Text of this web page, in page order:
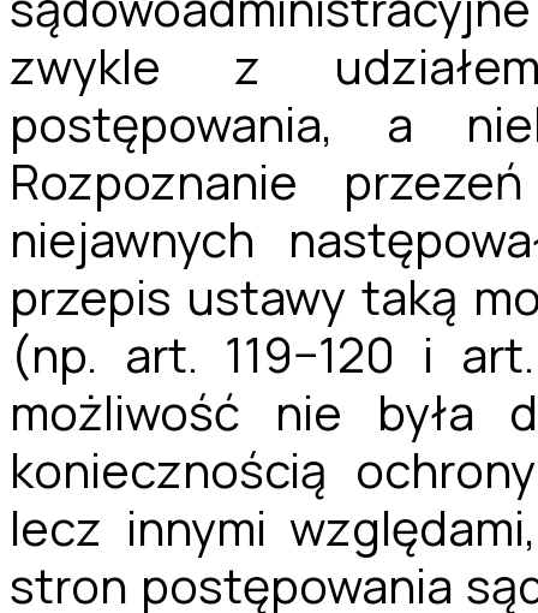
zwykle z
postępowania, a
Rozpoznanie
niejawnych
przepis ustawy taką
(np. art. 119−120 i
możliwość nie była
koniecznością
lecz innymi
stron postępowania